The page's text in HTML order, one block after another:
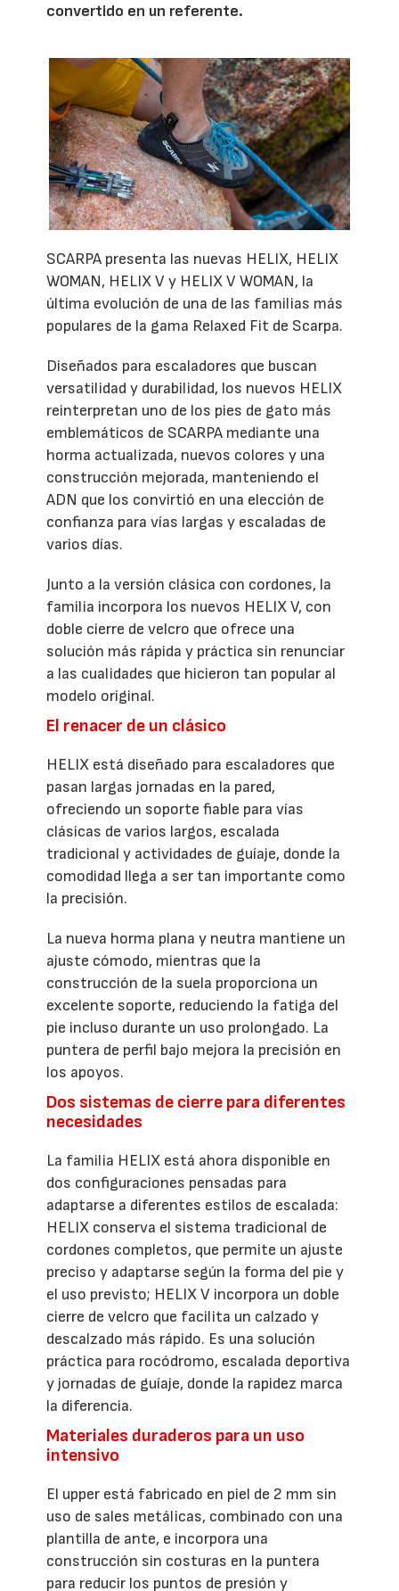
convertido en un referente.
SCARPA presenta las nuevas HELIX, HELIX
WOMAN, HELIX V y HELIX V WOMAN, la
última evolución de una de las familias más
populares de la gama Relaxed Fit de Scarpa.
Diseñados para escaladores que buscan
versatilidad y durabilidad, los nuevos HELIX
reinterpretan uno de los pies de gato más
emblemáticos de SCARPA mediante una
horma actualizada, nuevos colores y una
construcción mejorada, manteniendo el
ADN que los convirtió en una elección de
confianza para vías largas y escaladas de
varios días.
Junto a la versión clásica con cordones, la
familia incorpora los nuevos HELIX V, con
doble cierre de velcro que ofrece una
solución más rápida y práctica sin renunciar
a las cualidades que hicieron tan popular al
modelo original.
El renacer de un clásico
HELIX está diseñado para escaladores que
pasan largas jornadas en la pared,
ofreciendo un soporte fiable para vías
clásicas de varios largos, escalada
tradicional y actividades de guíaje, donde la
comodidad llega a ser tan importante como
la precisión.
La nueva horma plana y neutra mantiene un
ajuste cómodo, mientras que la
construcción de la suela proporciona un
excelente soporte, reduciendo la fatiga del
pie incluso durante un uso prolongado. La
puntera de perfil bajo mejora la precisión en
los apoyos.
Dos sistemas de cierre para diferentes
necesidades
La familia HELIX está ahora disponible en
dos configuraciones pensadas para
adaptarse a diferentes estilos de escalada:
HELIX conserva el sistema tradicional de
cordones completos, que permite un ajuste
preciso y adaptarse según la forma del pie y
el uso previsto; HELIX V incorpora un doble
cierre de velcro que facilita un calzado y
descalzado más rápido. Es una solución
práctica para rocódromo, escalada deportiva
y jornadas de guíaje, donde la rapidez marca
la diferencia.
Materiales duraderos para un uso
intensivo
El upper está fabricado en piel de 2 mm sin
uso de sales metálicas, combinado con una
plantilla de ante, e incorpora una
construcción sin costuras en la puntera
para reducir los puntos de presión y